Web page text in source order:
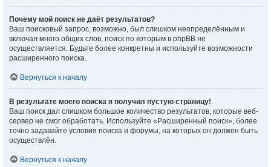
Почему мой поиск не даёт результатов?
Ваш поисковый запрос, возможно, был слишком неопределённым и
включал много общих слов, поиск по которым в phpBB не
осуществляется. Будьте более конкретны и используйте возможности
расширенного поиска.
Вернуться к началу
В результате моего поиска я получил пустую страницу!
Ваш поиск дал слишком большое количество результатов, которые веб-
сервер не смог обработать. Используйте «Расширенный поиск», более
точно задавайте условия поиска и форумы, на которых он должен быть
осуществлён.
Вернуться к началу